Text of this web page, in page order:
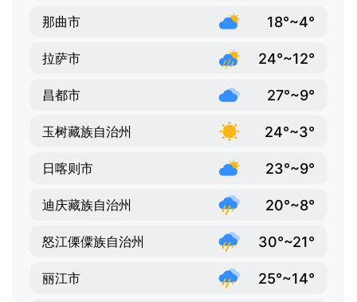
那曲市 18°~4°
拉萨市 24°~12°
昌都市 27°~9°
玉树藏族自治州 24°~3°
日喀则市 23°~9°
迪庆藏族自治州 20°~8°
怒江傈僳族自治州 30°~21°
丽江市 25°~14°